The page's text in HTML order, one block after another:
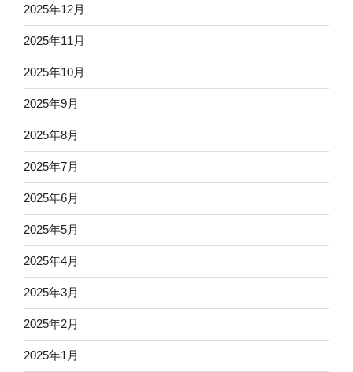
2025年12月
2025年11月
2025年10月
2025年9月
2025年8月
2025年7月
2025年6月
2025年5月
2025年4月
2025年3月
2025年2月
2025年1月